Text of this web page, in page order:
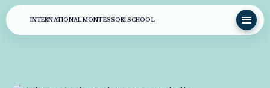
INTERNATIONAL MONTESSORI SCHOOL